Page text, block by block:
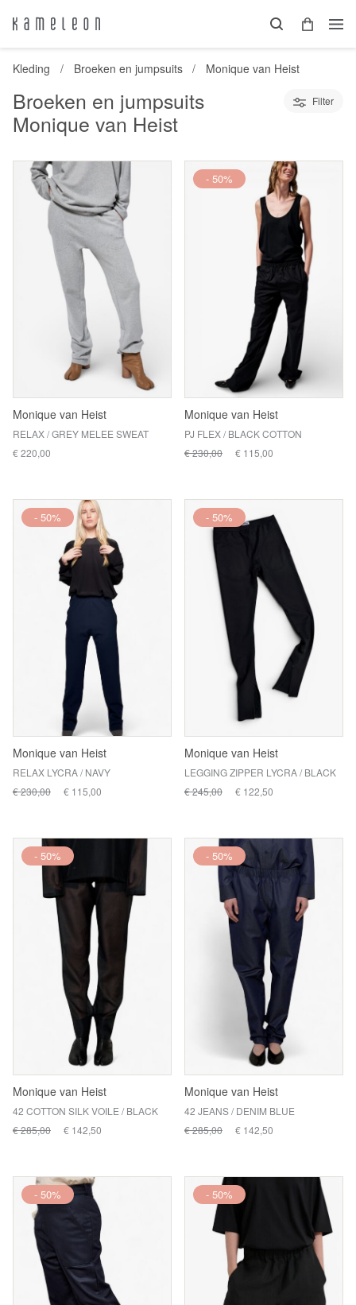
Kleding Broeken en jumpsuits Monique van Heist
Broeken en jumpsuits
Monique van Heist
Filter
Monique van Heist
RELAX / GREY MELEE SWEAT
€ 220,00
- 50%
Monique van Heist
PJ FLEX / BLACK COTTON
€ 230,00
€ 115,00
- 50%
Monique van Heist
RELAX LYCRA / NAVY
€ 230,00
€ 115,00
- 50%
Monique van Heist
LEGGING ZIPPER LYCRA / BLACK
€ 245,00
€ 122,50
- 50%
Monique van Heist
42 COTTON SILK VOILE / BLACK
€ 285,00
€ 142,50
- 50%
Monique van Heist
42 JEANS / DENIM BLUE
€ 285,00
€ 142,50
- 50% - 50%